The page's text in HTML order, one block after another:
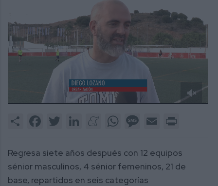
1
Share FacebookTwitter LinkedInMeneameWhatsAppMessage
Email
Regresa siete años después con 12 equipos
sénior masculinos, 4 sénior femeninos, 21 de
base, repartidos en seis categorías